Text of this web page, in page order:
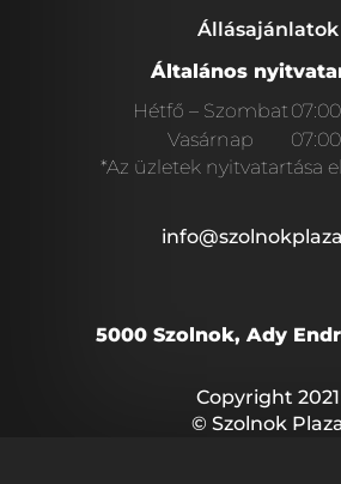
Állásajánlatok
Általános
Hétfő – Szombat
Vasárnap
*Az üzletek nyitvatartása
5000 Szolnok, Ady
Copyright 2021
© Szolnok